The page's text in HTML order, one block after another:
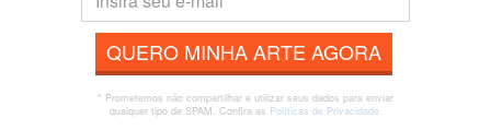
QUERO MINHA ARTE AGORA
* Prometemos não compartilhar e utilizar seus dados para enviar
qualquer tipo de SPAM. Confira as Políticas de Privacidade.